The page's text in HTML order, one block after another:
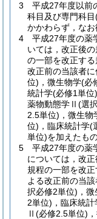
3
平成27年度以前
科目及び専門科目
かかわらず，なお
4
平成27年度の薬
いては，改正後
の一部を改正する
改正前の当該者
位) ，微生物学(必
統計学(必修1単位)
薬物動態学Ⅱ (選
2.5単位) ，微生物
位) ，臨床統計学(
単位)を加えたも
5
平成27年度の薬
については，改
規程の一部を改正
よる改正前の当
択必修2単位) ，
2単位) ，臨床統計
Ⅱ (必修2.5単位)